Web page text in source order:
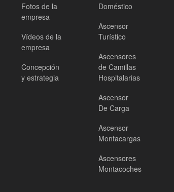
Fotos de la
empresa
Vídeos de la
empresa
Concepción
y estrategia
Doméstico
Ascensor
Turístico
Ascensores
de Camillas
Hospitalarias
Ascensor
De Carga
Ascensor
Montacargas
Ascensores
Montacoches